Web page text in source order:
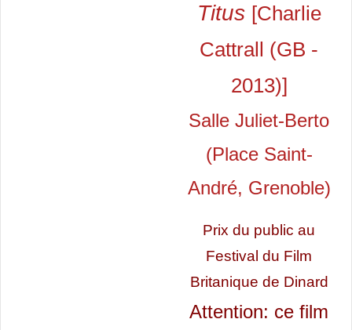
Titus [Charlie
Cattrall (GB -
2013)]
Salle Juliet-Berto
(Place Saint-
André, Grenoble)
Prix du public au
Festival du Film
Britanique de Dinard
Attention: ce film